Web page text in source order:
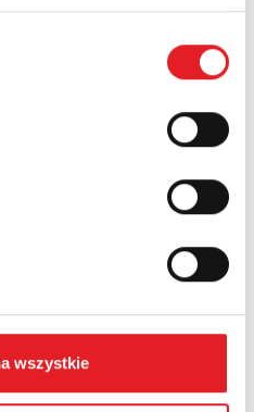
wszystkie
moich danych